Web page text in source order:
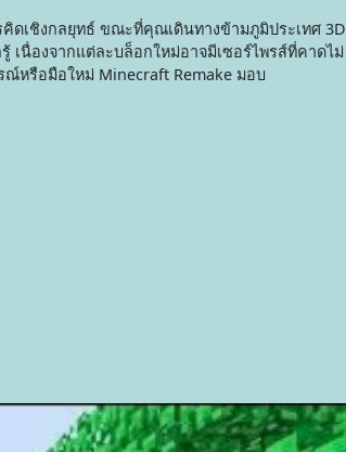
ดเชิงกลยุทธ์ ขณะที่คุณเดินทางข้ามภูมิประเทศ 3D
เนื่องจากแต่ละบล็อกใหม่อาจมีเซอร์ไพรส์ที่คาดไม่
ณ์หรือมือใหม่ Minecraft Remake มอบ